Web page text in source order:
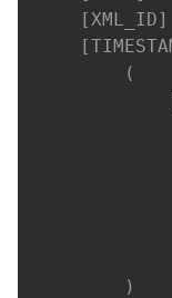
        (
        )